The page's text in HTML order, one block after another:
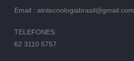
Email : atntecnologiabrasil@gmail.com
TELEFONES:
62 3110 5757